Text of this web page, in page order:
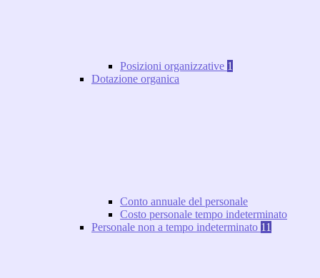
Posizioni organizzative 1
Dotazione organica
Conto annuale del personale
Costo personale tempo indeterminato
Personale non a tempo indeterminato 11